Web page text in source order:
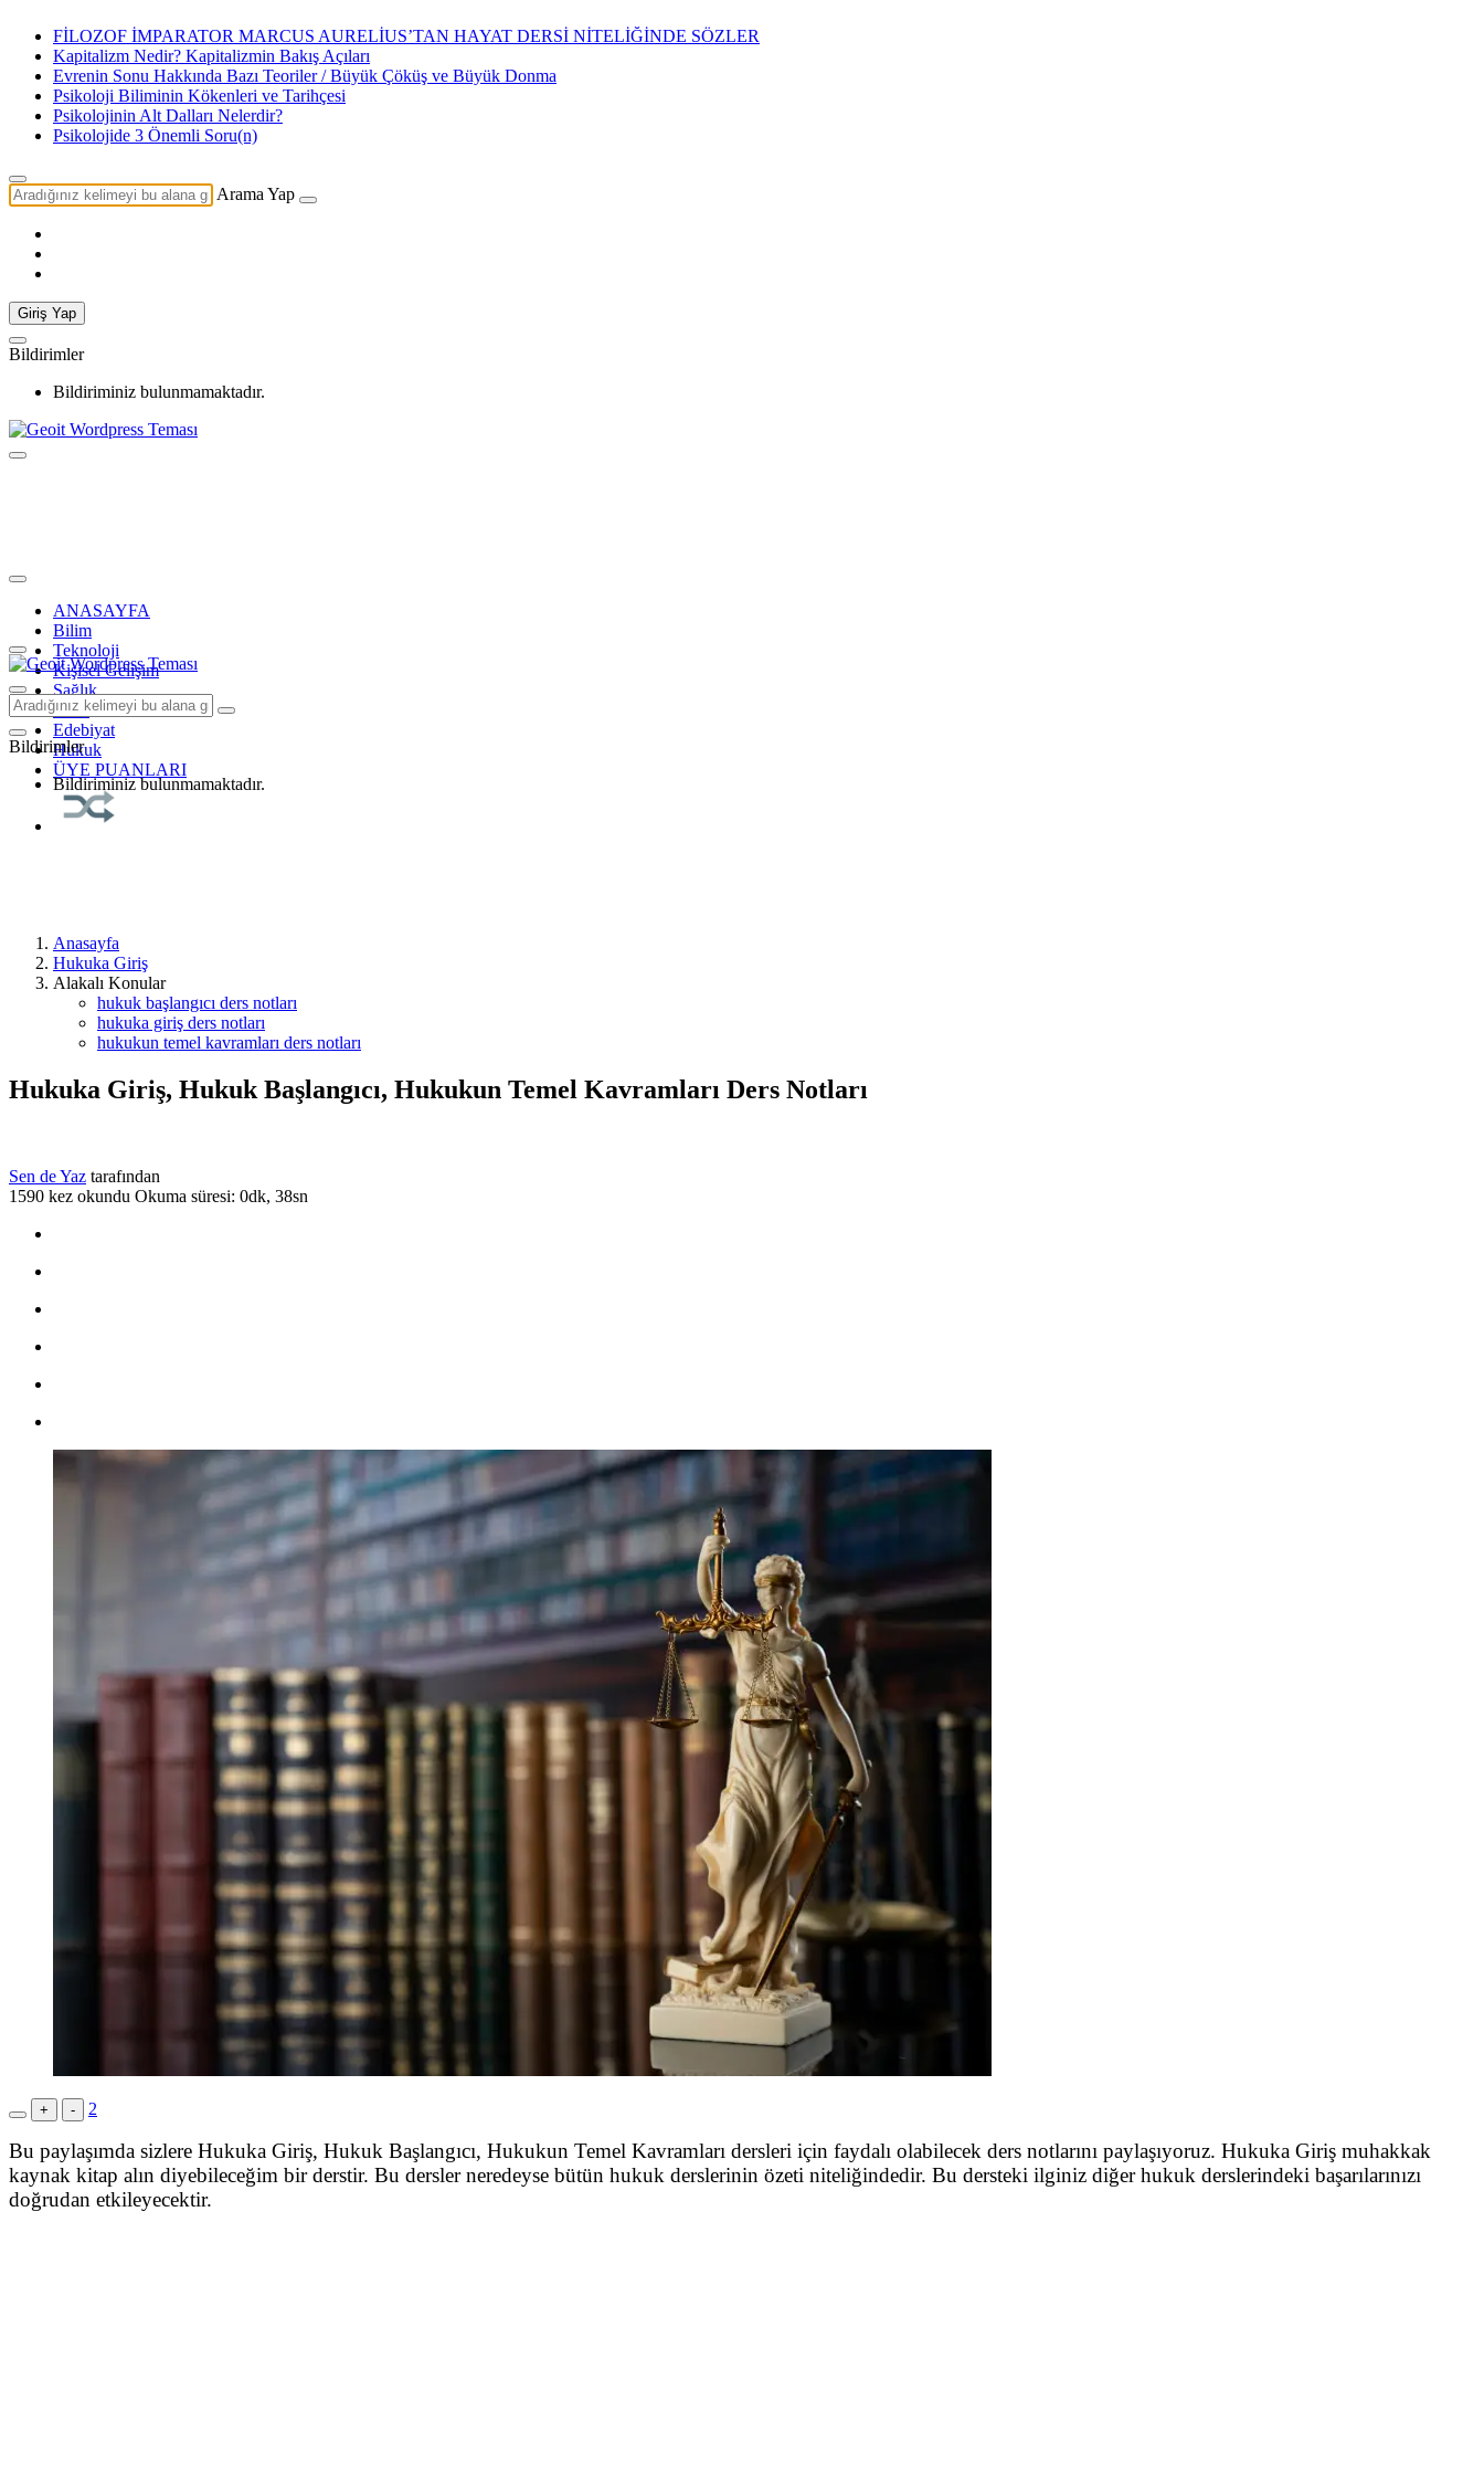
FİLOZOF İMPARATOR MARCUS AURELİUS’TAN HAYAT DERSİ NİTELİĞİNDE SÖZLER
Kapitalizm Nedir? Kapitalizmin Bakış Açıları
Evrenin Sonu Hakkında Bazı Teoriler / Büyük Çöküş ve Büyük Donma
Psikoloji Biliminin Kökenleri ve Tarihçesi
Psikolojinin Alt Dalları Nelerdir?
Psikolojide 3 Önemli Soru(n)
Arama Yap
Giriş Yap
Bildirimler
Bildiriminiz bulunmamaktadır.
ANASAYFA
Bilim
Teknoloji
Kişisel Gelişim
Sağlık
Tarih
Edebiyat
Hukuk
ÜYE PUANLARI
Bildirimler
Bildiriminiz bulunmamaktadır.
Anasayfa
Hukuka Giriş
Alakalı Konular
hukuk başlangıcı ders notları
hukuka giriş ders notları
hukukun temel kavramları ders notları
Hukuka Giriş, Hukuk Başlangıcı, Hukukun Temel Kavramları Ders Notları
Sen de Yaz tarafından
1590 kez okundu Okuma süresi: 0dk, 38sn
+ - 2
Bu paylaşımda sizlere Hukuka Giriş, Hukuk Başlangıcı, Hukukun Temel Kavramları dersleri için faydalı olabilecek ders notlarını paylaşıyoruz. Hukuka Giriş muhakkak
kaynak kitap alın diyebileceğim bir derstir. Bu dersler neredeyse bütün hukuk derslerinin özeti niteliğindedir. Bu dersteki ilginiz diğer hukuk derslerindeki başarılarınızı
doğrudan etkileyecektir.